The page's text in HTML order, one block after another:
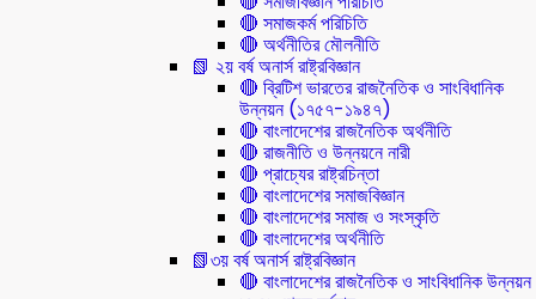
🔴 সমাজকর্ম পরিচিতি
🔴 অর্থনীতির মৌলনীতি
📗 ২য় বর্ষ অনার্স রাষ্ট্রবিজ্ঞান
🔴 ব্রিটিশ ভারতের রাজনৈতিক ও সাংবিধানিক
উন্নয়ন (১৭৫৭-১৯৪৭)
🔴 বাংলাদেশের রাজনৈতিক অর্থনীতি
🔴 রাজনীতি ও উন্নয়নে নারী
🔴 প্রাচ্যের রাষ্ট্রচিন্তা
🔴 বাংলাদেশের সমাজবিজ্ঞান
🔴 বাংলাদেশের সমাজ ও সংস্কৃতি
🔴 বাংলাদেশের অর্থনীতি
📗৩য় বর্ষ অনার্স রাষ্ট্রবিজ্ঞান
🔴 বাংলাদেশের রাজনৈতিক ও সাংবিধানিক উন্নয়ন